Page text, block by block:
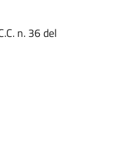
n. 36 del